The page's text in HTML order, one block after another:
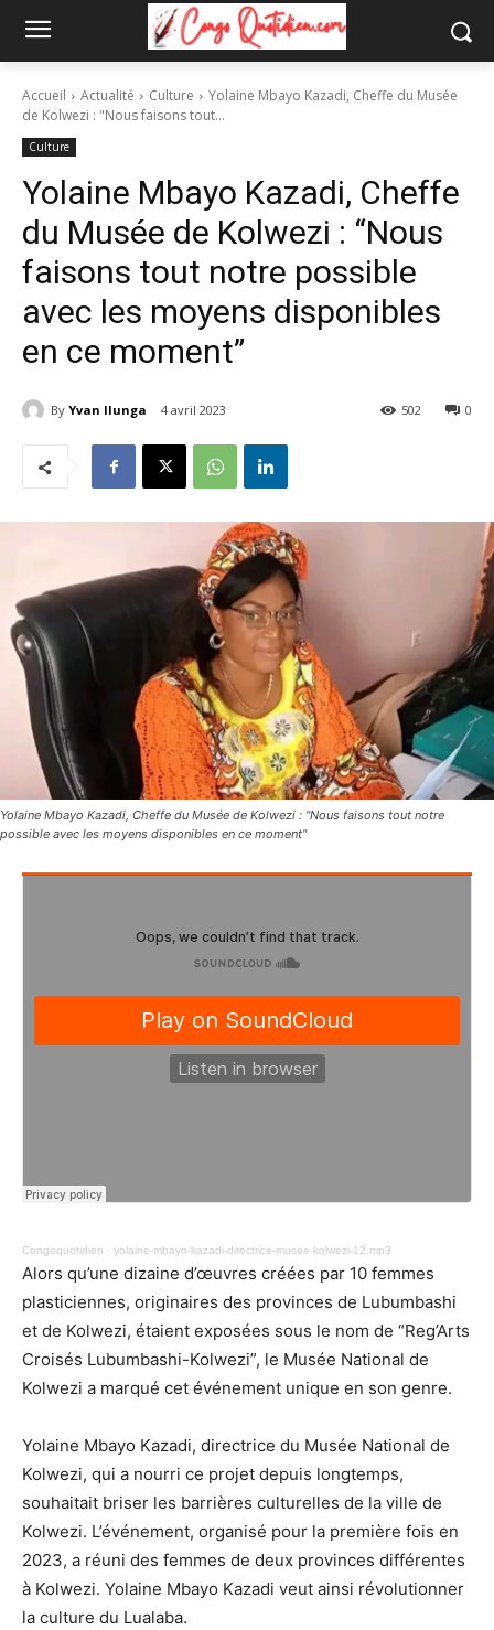
Accueil Actualité Culture
Yolaine Mbayo Kazadi, Cheffe du Musée
de Kolwezi : "Nous faisons tout...
Culture
Yolaine Mbayo Kazadi, Cheffe
du Musée de Kolwezi : “Nous
faisons tout notre possible
avec les moyens disponibles
en ce moment”
By Yvan Ilunga 4 avril 2023 0
502
Yolaine Mbayo Kazadi, Cheffe du Musée de Kolwezi : "Nous faisons tout notre
possible avec les moyens disponibles en ce moment"
Congoquotidien · yolaine-mbayo-kazadi-directrice-musee-kolwezi-12.mp3
Alors qu’une dizaine d’œuvres créées par 10 femmes
plasticiennes, originaires des provinces de Lubumbashi
et de Kolwezi, étaient exposées sous le nom de “Reg’Arts
Croisés Lubumbashi-Kolwezi”, le Musée National de
Kolwezi a marqué cet événement unique en son genre.
Yolaine Mbayo Kazadi, directrice du Musée National de
Kolwezi, qui a nourri ce projet depuis longtemps,
souhaitait briser les barrières culturelles de la ville de
Kolwezi. L’événement, organisé pour la première fois en
2023, a réuni des femmes de deux provinces différentes
à Kolwezi. Yolaine Mbayo Kazadi veut ainsi révolutionner
la culture du Lualaba.